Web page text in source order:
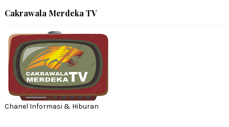
Cakrawala Merdeka TV
Chanel Informasi & Hiburan